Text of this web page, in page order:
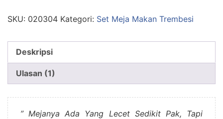
SKU: 020304 Kategori: Set Meja Makan Trembesi
Deskripsi
Ulasan (1)
” Mejanya Ada Yang Lecet Sedikit Pak, Tapi